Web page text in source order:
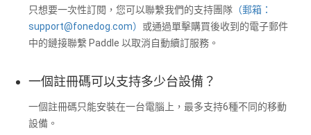
只想要一次性訂閱，您可以聯繫我們的支持團隊 （郵箱：
support@fonedog.com） 或通過單擊購買後收到的電子郵件
中的鏈接聯繫 Paddle 以取消自動續訂服務。
一個註冊碼可以支持多少台設備？
一個註冊碼只能安裝在一台電腦上，最多支持6種不同的移動
設備。